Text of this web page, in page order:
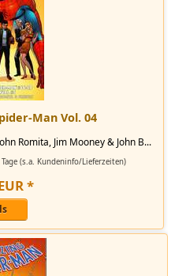
Man Vol. 04
Romita, Jim Mooney & John B...
(s.a. Kundeninfo/Lieferzeiten)
*